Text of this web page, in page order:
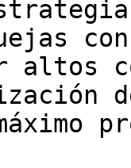
altos